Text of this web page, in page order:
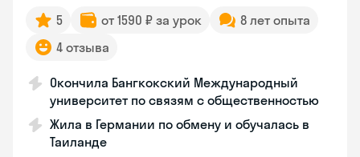
5 от 1590 ₽ за урок
8 лет опыта
4 отзыва
Окончила Бангкокский Международный
университет по связям с общественностью
Жила в Германии по обмену и обучалась в
Таиланде